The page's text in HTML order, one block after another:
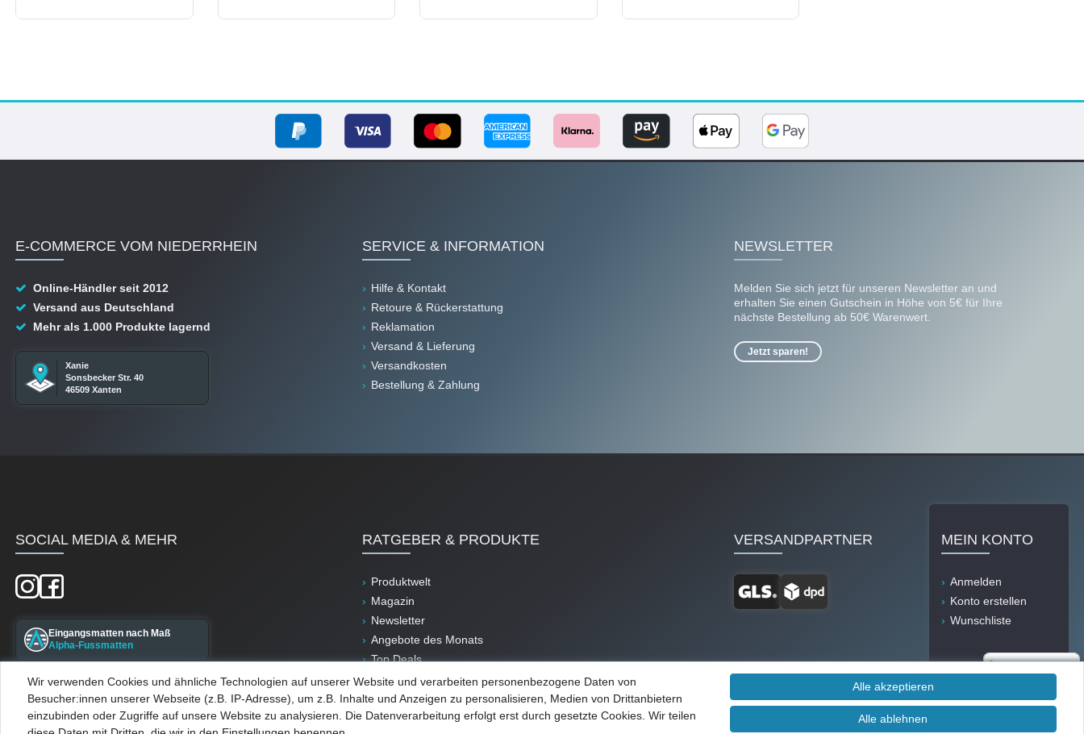
E-COMMERCE VOM NIEDERRHEIN
Online-Händler seit 2012
Versand aus Deutschland
Mehr als 1.000 Produkte lagernd
Xanie
Sonsbecker Str. 40
46509 Xanten
SERVICE & INFORMATION
Hilfe & Kontakt
Retoure & Rückerstattung
Reklamation
Versand & Lieferung
Versandkosten
Bestellung & Zahlung
NEWSLETTER
Melden Sie sich jetzt für unseren Newsletter an und
erhalten Sie einen Gutschein in Höhe von 5€ für Ihre
nächste Bestellung ab 50€ Warenwert.
Jetzt sparen!
SOCIAL MEDIA & MEHR
Eingangsmatten nach Maß
Alpha-Fussmatten
Maßgefertigte Kellerfenster
Alpha-Kellerfenster
RATGEBER & PRODUKTE
Produktwelt
Magazin
Newsletter
Angebote des Monats
Top Deals
B-Ware
VERSANDPARTNER MEIN KONTO
Anmelden
Konto erstellen
Wunschliste
Wir verwenden Cookies und ähnliche Technologien auf unserer Website und verarbeiten personenbezogene Daten von
Besucher:innen unserer Webseite (z.B. IP-Adresse), um z.B. Inhalte und Anzeigen zu personalisieren, Medien von Drittanbietern
einzubinden oder Zugriffe auf unsere Website zu analysieren. Die Datenverarbeitung erfolgt erst durch gesetzte Cookies. Wir teilen
Alle akzeptieren
Alle ablehnen